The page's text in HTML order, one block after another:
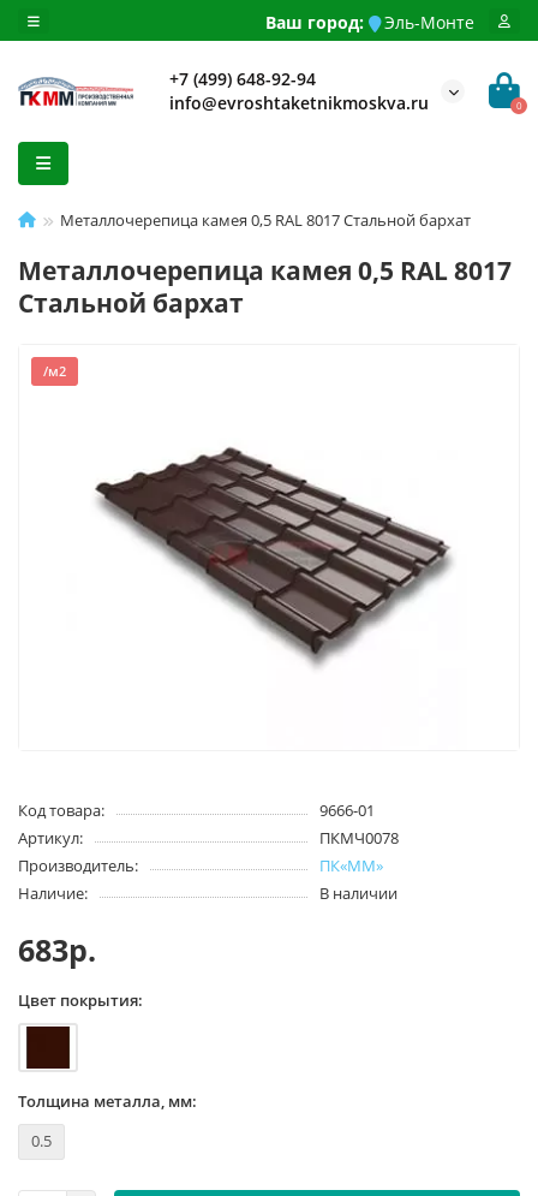
Ваш город: Эль-Монте
+7 (499) 648-92-94
info@evroshtaketnikmoskva.ru
0
Металлочерепица камея 0,5 RAL 8017 Стальной бархат
Металлочерепица камея 0,5 RAL 8017
Стальной бархат
/м2
Код товара:
9666-01
Артикул:
ПКМЧ0078
Производитель:
ПК«ММ»
Наличие:
В наличии
683р.
Цвет покрытия:
Толщина металла, мм:
0.5